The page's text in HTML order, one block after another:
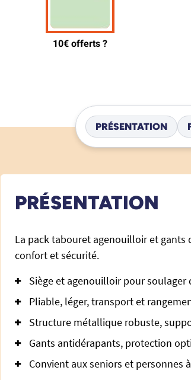
PRÉSENTATION
PRÉSENTATION
La pack tabouret agenouilloir et gants
confort et sécurité.
Siège et agenouilloir pour soulager
Pliable, léger, transport et
Structure métallique robuste,
Gants antidérapants, protection
Convient aux seniors et personnes